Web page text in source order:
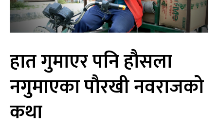
हात गुमाएर पनि हौसला
नगुमाएका पौरखी नवराजको
कथा